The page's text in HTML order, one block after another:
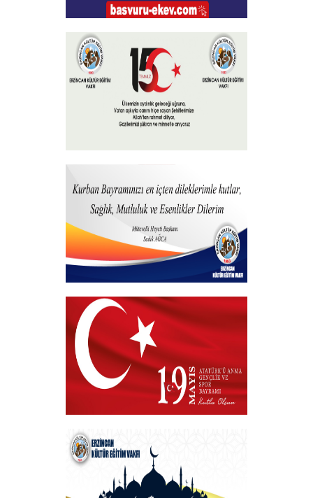
Burs Başvuruları
+
+
Hayırlı Bayramlar
+
VAKIF BAŞKANIMIZDAN 19 MAYIS
MESAJI
+